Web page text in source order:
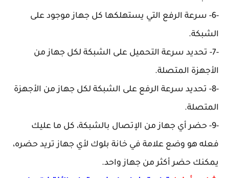
-6- سرعة الرفع التي يستهلكها كل جهاز موجود على
الشبكة.
-7- تحديد سرعة التحميل على الشبكة لكل جهاز من
الأجهزة المتصلة.
-8- تحديد سرعة الرفع على الشبكة لكل جهاز من الأجهزة
المتصلة.
-9- حضر أي جهاز من الإتصال بالشبكة، كل ما عليك
فعله هو وضع علامة في خانة بلوك لأي جهاز تريد حضره،
يمكنك حضر أكثر من جهاز واحد.